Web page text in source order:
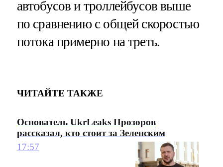
автобусов и троллейбусов выше
по сравнению с общей скоростью
потока примерно на треть.
ЧИТАЙТЕ ТАКЖЕ
Основатель UkrLeaks Прозоров
рассказал, кто стоит за Зеленским
17:57